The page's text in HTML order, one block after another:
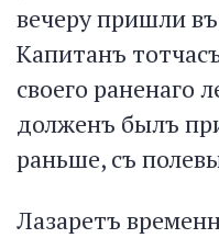
вечеру пришли
Капитанъ
своего раненаго
долженъ былъ
раньше, съ
Лазаретъ